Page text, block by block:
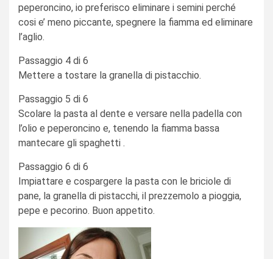
peperoncino, io preferisco eliminare i semini perché
cosi e’ meno piccante, spegnere la fiamma ed eliminare
l’aglio.
Passaggio 4 di 6
Mettere a tostare la granella di pistacchio.
Passaggio 5 di 6
Scolare la pasta al dente e versare nella padella con
l’olio e peperoncino e, tenendo la fiamma bassa
mantecare gli spaghetti .
Passaggio 6 di 6
Impiattare e cospargere la pasta con le briciole di
pane, la granella di pistacchi, il prezzemolo a pioggia,
pepe e pecorino. Buon appetito.